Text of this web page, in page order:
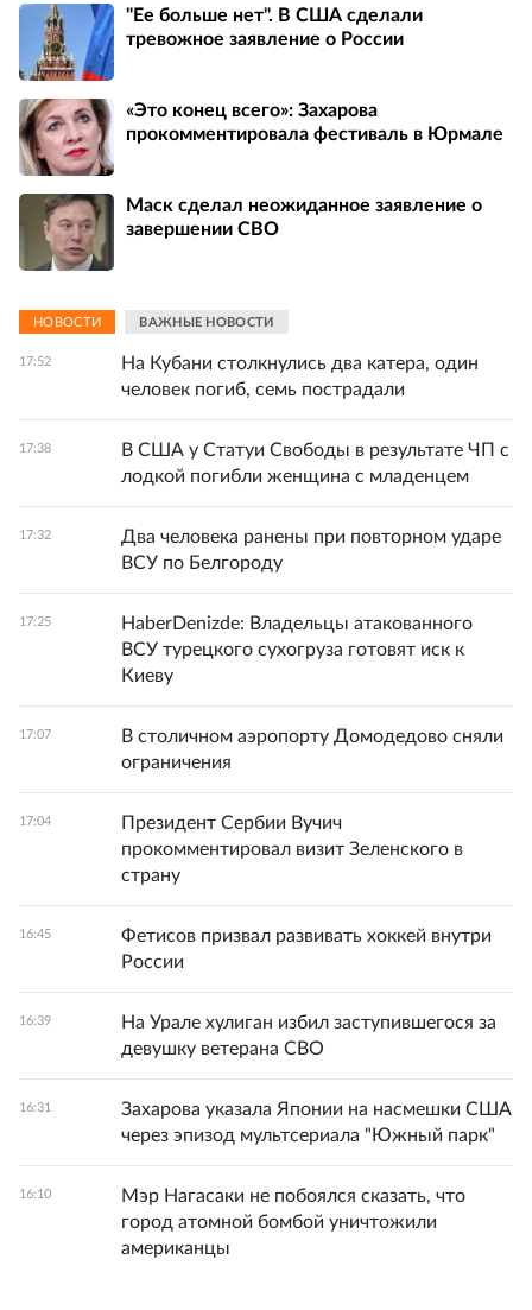
"Ее больше нет". В США сделали
тревожное заявление о России
«Это конец всего»: Захарова
прокомментировала фестиваль в Юрмале
Маск сделал неожиданное заявление о
завершении СВО
НОВОСТИ ВАЖНЫЕ НОВОСТИ
17:52
На Кубани столкнулись два катера, один
человек погиб, семь пострадали
17:38
В США у Статуи Свободы в результате ЧП с
лодкой погибли женщина с младенцем
17:32
Два человека ранены при повторном ударе
ВСУ по Белгороду
17:25
HaberDenizde: Владельцы атакованного
ВСУ турецкого сухогруза готовят иск к
Киеву
17:07
В столичном аэропорту Домодедово сняли
ограничения
17:04
Президент Сербии Вучич
прокомментировал визит Зеленского в
страну
16:45
Фетисов призвал развивать хоккей внутри
России
16:39
На Урале хулиган избил заступившегося за
девушку ветерана СВО
16:31
Захарова указала Японии на насмешки США
через эпизод мультсериала "Южный парк"
16:10
Мэр Нагасаки не побоялся сказать, что
город атомной бомбой уничтожили
американцы